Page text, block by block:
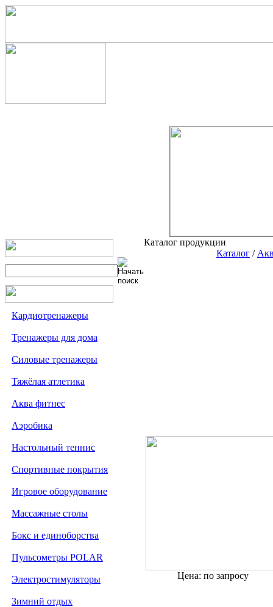
Кардиотренажеры
Тренажеры для дома
Силовые тренажеры
Тяжёлая атлетика
Аква фитнес
Аэробика
Настольный теннис
Спортивные покрытия
Игровое оборудование
Массажные столы
Бокс и единоборства
Пульсометры POLAR
Электростимуляторы
Зимний отдых
Каталог продукции
Каталог /
Цена: по запросу